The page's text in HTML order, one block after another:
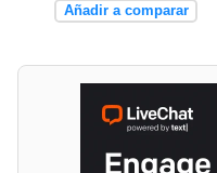
Añadir a comparar